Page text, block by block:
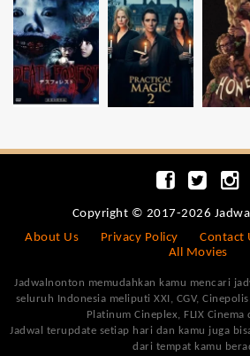
Copyright © 2017-2026
About Us
Privacy Policy Contact
All Movies
Jadwalnonton memudahkan kamu mencari
seluruh Indonesia meliputi XXI, CGV,
Platinum Cineplex, FLIX Cinema
Jadwal terupdate setiap hari dan kamu juga
dari tempat kamu